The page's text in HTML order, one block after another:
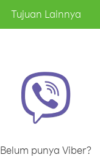
Tujuan Lainnya
Belum punya Viber?